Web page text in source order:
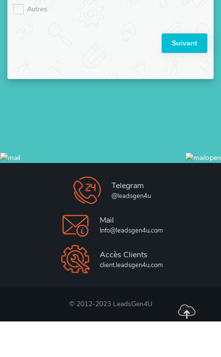
Autres
Suivant
Telegram
@leadsgen4u
Mail
Info@leadsgen4u.com
Accès Clients
client.leadsgen4u.com
© 2012-2023 LeadsGen4U